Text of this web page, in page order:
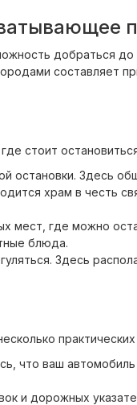
добраться
составляет
стоит
остановки. Здесь
храм в честь
мест, где можно
блюда.
Здесь
что ваш
и дорожных